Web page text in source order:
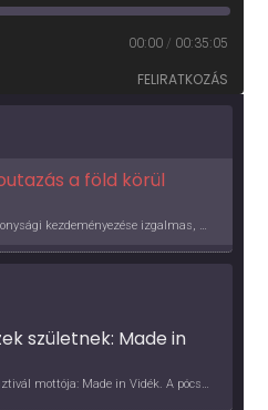
00:00 / 00:35:05
FELIRATKOZÁS
a föld körül
Az UNICEF Magyarország jótékonysági kezdeményezése izgalmas, egész éves világkörüli ízutazásra hív, igazi családi program és gasztroedukáció, illetve segítség a rászorulóknak is egyben.
születnek: Made in
2026
Az idei MBH Bank Gourmet Fesztivál mottója: Made in Vidék. A pócsmegyeri Papi, a mályinkai Iszkor és a szigligeti Villa Kabala tulajdonosai beszélnek arról, hogy mit jelentenek nekik a vidék ízei.